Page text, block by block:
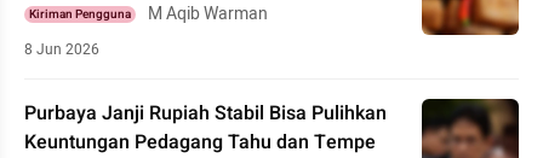
Kiriman Pengguna M Aqib Warman
8 Jun 2026
Purbaya Janji Rupiah Stabil Bisa Pulihkan
Keuntungan Pedagang Tahu dan Tempe